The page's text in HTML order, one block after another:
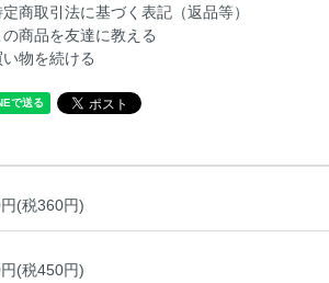
定商取引法に基づく表記（返品等）
の商品を友達に教える
い物を続ける
(税360円)
(税450円)